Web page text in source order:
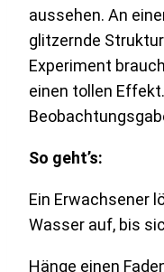
aussehen. An
glitzernde
Experiment
einen tollen
So geht’s:
Ein Erwachsener
Wasser auf, bis
Hänge einen